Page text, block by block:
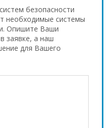
безопасности
необходимые системы
Опишите Ваши
заявке, а наш
для Вашего